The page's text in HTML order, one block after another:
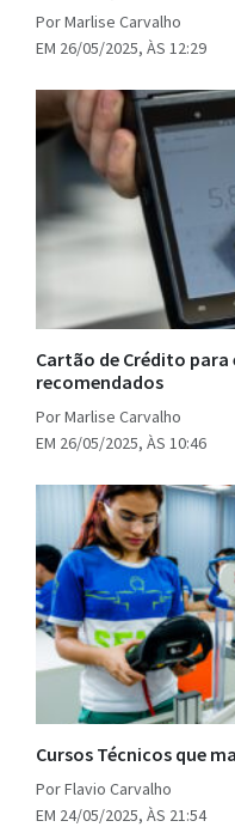
Por Marlise Carvalho
EM 26/05/2025, ÀS 12:29
Cartão de Crédito
recomendados
Por Marlise Carvalho
EM 26/05/2025, ÀS 10:46
Cursos Técnicos que
Por Flavio Carvalho
EM 24/05/2025, ÀS 21:54